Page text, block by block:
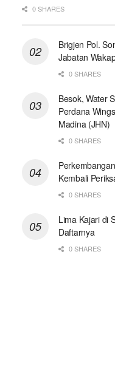
0 SHARES
Brigjen Pol.
Jabatan
0 SHARES
Besok, Water
Perdana
Madina (JHN)
0 SHARES
Kembali
0 SHARES
Lima Kajari di
Daftarnya
0 SHARES